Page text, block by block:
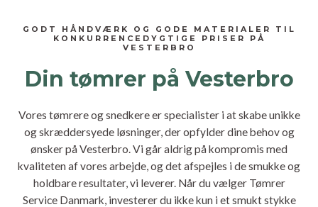
GODT HÅNDVÆRK OG GODE MATERIALER TIL
KONKURRENCEDYGTIGE PRISER PÅ
VESTERBRO
Din tømrer på Vesterbro
Vores tømrere og snedkere er specialister i at skabe unikke
og skræddersyede løsninger, der opfylder dine behov og
ønsker på Vesterbro. Vi går aldrig på kompromis med
kvaliteten af vores arbejde, og det afspejles i de smukke og
holdbare resultater, vi leverer. Når du vælger Tømrer
Service Danmark, investerer du ikke kun i et smukt stykke